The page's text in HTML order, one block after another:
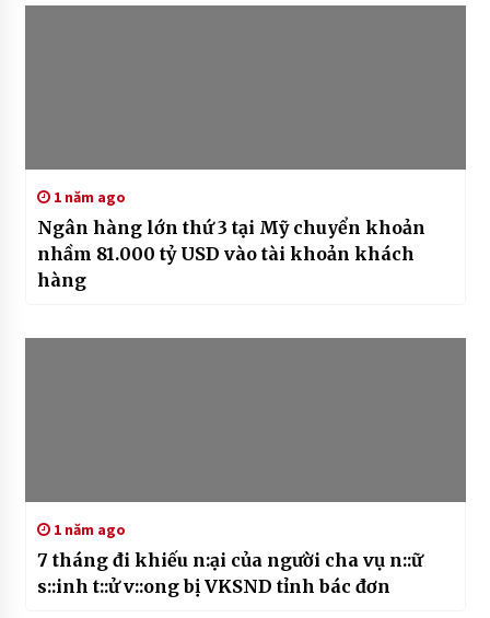
1 năm ago
Ngân hàng lớn thứ 3 tại Mỹ chuyển khoản
nhầm 81.000 tỷ USD vào tài khoản khách
hàng
1 năm ago
7 tháng đi khiếu n:ại của người cha vụ n::ữ
s::inh t::ử v::ong bị VKSND tỉnh bác đơn